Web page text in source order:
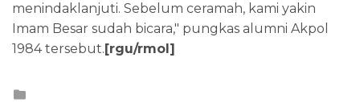
menindaklanjuti. Sebelum ceramah, kami yakin
Imam Besar sudah bicara," pungkas alumni Akpol
1984 tersebut. [rgu/rmol]